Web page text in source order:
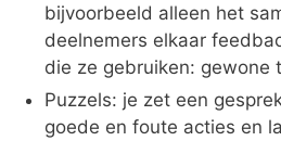
bijvoorbeeld alleen het
deelnemers elkaar
die ze gebruiken: gewone
Puzzels: je zet een
goede en foute acties en